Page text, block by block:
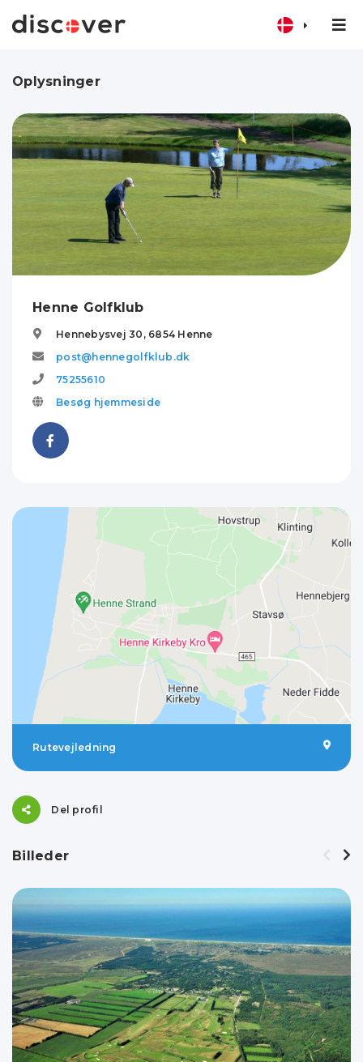
Oplysninger
Henne Golfklub
Hennebysvej 30, 6854 Henne
post@hennegolfklub.dk
75255610
Besøg hjemmeside
Rutevejledning
Del profil
Billeder